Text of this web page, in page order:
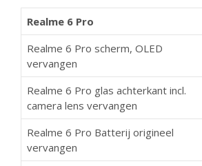
Realme 6 Pro
Realme 6 Pro scherm, OLED
vervangen
Realme 6 Pro glas achterkant incl.
camera lens vervangen
Realme 6 Pro Batterij origineel
vervangen